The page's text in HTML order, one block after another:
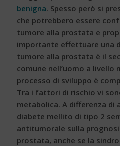
benigna. Spesso però si
che potrebbero essere
tumore alla prostata e
importante effettuare una
tumore alla prostata è il
comune nell’uomo a livello
processo di sviluppo è
Tra i fattori di rischio vi
metabolica. A differenza di
diabete mellito di tipo 2
antitumorale sulla
prostata, anche se la